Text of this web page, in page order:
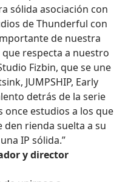
sólida asociación con
de Thunderful con
de nuestra
respecta a nuestro
Fizbin, que se une
JUMPSHIP, Early
detrás de la serie
once estudios a los que
rienda suelta a su
IP sólida.”
y director